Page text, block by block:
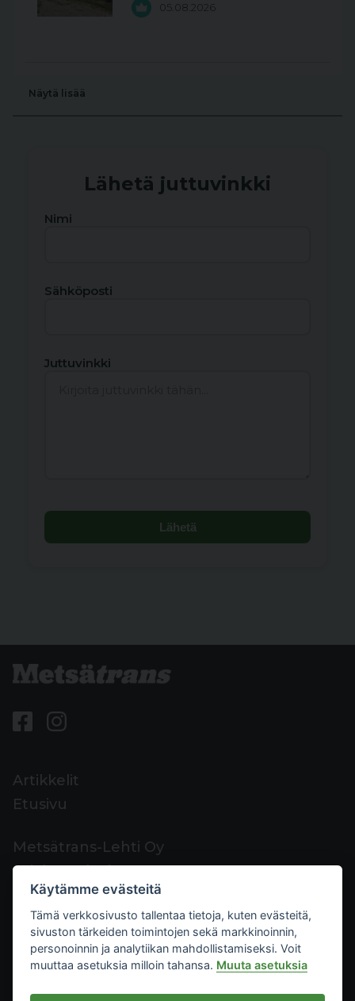
05.08.2026
Näytä lisää
Lähetä juttuvinkki
Nimi
Sähköposti
Juttuvinkki
Lähetä
Artikkelit
Etusivu
Metsätrans-Lehti Oy
Asiakaspalvelu
Yhteystiedot
Palaute
Mediakortti
Käytämme evästeitä
Tämä verkkosivusto tallentaa tietoja, kuten evästeitä,
sivuston tärkeiden toimintojen sekä markkinoinnin,
personoinnin ja analytiikan mahdollistamiseksi. Voit
muuttaa asetuksia milloin tahansa. Muuta asetuksia